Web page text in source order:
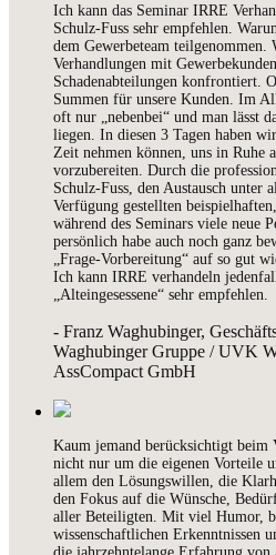
Ich kann das Seminar IRRE
Schulz-Fuss sehr empfehlen.
dem Gewerbeteam
Verhandlungen mit
Schadenabteilungen konfrontiert.
Summen für unsere Kunden. Im
oft nur „nebenbei“ und man lässt
liegen. In diesen 3 Tagen haben
Zeit nehmen können, uns in Ruhe
vorzubereiten. Durch die
Schulz-Fuss, den Austausch unter
Verfügung gestellten
während des Seminars viele neue
persönlich habe auch noch ganz
„Frage-Vorbereitung“ auf so gut
Ich kann IRRE verhandeln
„Alteingesessene“ sehr empfehlen.
- Franz Waghubinger,
Waghubinger Gruppe / UVK
AssCompact GmbH
Kaum jemand berücksichtigt beim
nicht nur um die eigenen Vorteile
allem den Lösungswillen, die
den Fokus auf die Wünsche,
aller Beteiligten. Mit viel Humor,
wissenschaftlichen Erkenntnissen